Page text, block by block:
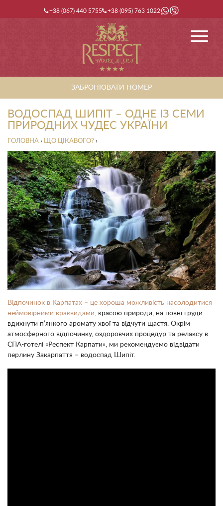
+38 (067) 440 5755 +38 (095) 763 1022
ЗАБРОНЮВАТИ НОМЕР
ВОДОСПАД ШИПІТ – ОДНЕ ІЗ СЕМИ
ПРИРОДНИХ ЧУДЕС УКРАЇНИ
ГОЛОВНА › ЩО ЦІКАВОГО? ›
Відпочинок в Карпатах – це хороша можливість насолодитися
неймовірними краєвидами,
красою природи, на повні груди
вдихнути п’янкого аромату хвої та відчути щастя. Окрім
атмосферного відпочинку, оздоровчих процедур та релаксу в
СПА-готелі «Респект Карпати», ми рекомендуємо відвідати
перлину Закарпаття – водоспад Шипіт.